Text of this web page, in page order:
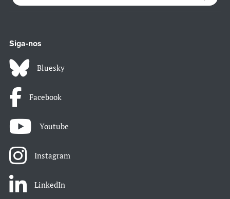
Siga-nos
Bluesky
Facebook
Youtube
Instagram
LinkedIn